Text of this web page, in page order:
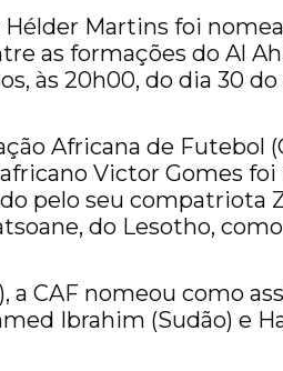
Martins foi
as formações do Al
às 20h00, do dia 30
Africana de Futebol
Victor Gomes
pelo seu compatriota
do Lesotho,
a CAF nomeou como
Ibrahim (Sudão) e